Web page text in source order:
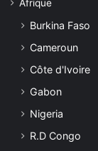
Afrique
Burkina Faso
Cameroun
Côte d'Ivoire
Gabon
Nigeria
R.D Congo